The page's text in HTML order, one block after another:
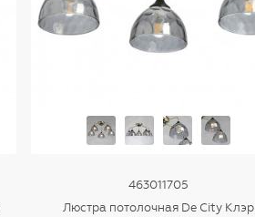
463011705
Люстра потолочная De City Клэр